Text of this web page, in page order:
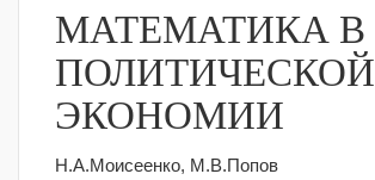
МАТЕМАТИКА В
ПОЛИТИЧЕСКОЙ
ЭКОНОМИИ
Н.А.Моисеенко, М.В.Попов